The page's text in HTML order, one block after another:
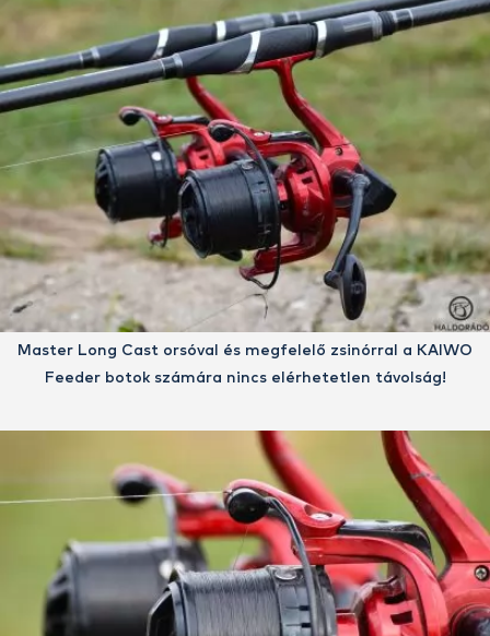
Master Long Cast orsóval és megfelelő zsinórral a KAIWO
Feeder botok számára nincs elérhetetlen távolság!